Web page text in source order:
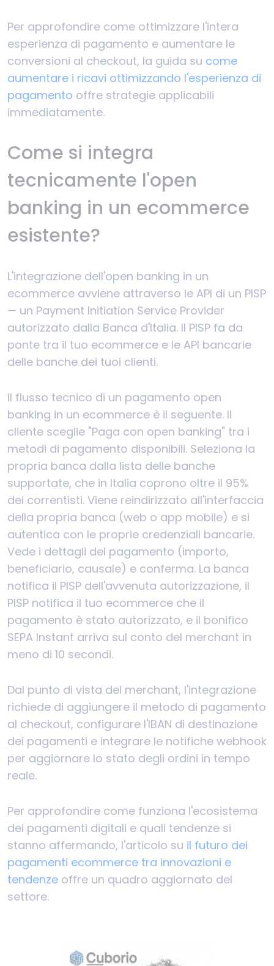
Per approfondire come ottimizzare l'intera
esperienza di pagamento e aumentare le
conversioni al checkout, la guida su come
aumentare i ricavi ottimizzando l'esperienza di
pagamento offre strategie applicabili
immediatamente.
Come si integra
tecnicamente l'open
banking in un ecommerce
esistente?
L'integrazione dell'open banking in un
ecommerce avviene attraverso le API di un PISP
— un Payment Initiation Service Provider
autorizzato dalla Banca d'Italia. Il PISP fa da
ponte tra il tuo ecommerce e le API bancarie
delle banche dei tuoi clienti.
Il flusso tecnico di un pagamento open
banking in un ecommerce è il seguente. Il
cliente sceglie "Paga con open banking" tra i
metodi di pagamento disponibili. Seleziona la
propria banca dalla lista delle banche
supportate, che in Italia coprono oltre il 95%
dei correntisti. Viene reindirizzato all'interfaccia
della propria banca (web o app mobile) e si
autentica con le proprie credenziali bancarie.
Vede i dettagli del pagamento (importo,
beneficiario, causale) e conferma. La banca
notifica il PISP dell'avvenuta autorizzazione, il
PISP notifica il tuo ecommerce che il
pagamento è stato autorizzato, e il bonifico
SEPA Instant arriva sul conto del merchant in
meno di 10 secondi.
Dal punto di vista del merchant, l'integrazione
richiede di aggiungere il metodo di pagamento
al checkout, configurare l'IBAN di destinazione
dei pagamenti e integrare le notifiche webhook
per aggiornare lo stato degli ordini in tempo
reale.
Per approfondire come funziona l'ecosistema
dei pagamenti digitali e quali tendenze si
stanno affermando, l'articolo su il futuro dei
pagamenti ecommerce tra innovazioni e
tendenze offre un quadro aggiornato del
settore.